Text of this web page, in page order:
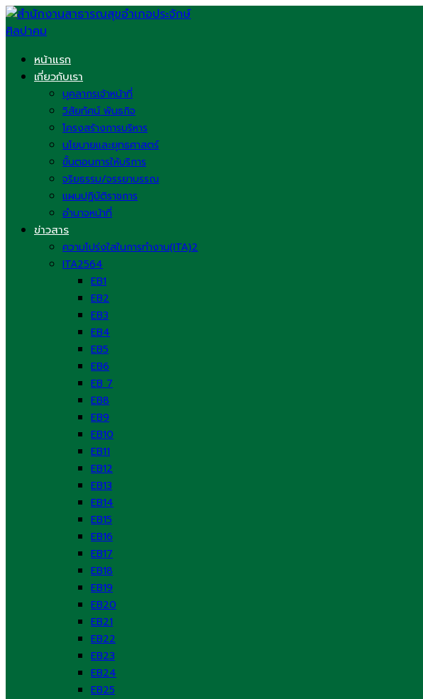
Skip
to
หน้าแรก
เกี่ยวกับเรา
บุคลากรเจ้าหน้าที่
วิสัยทัศน์ พันธกิจ
โครงสร้างการบริหาร
นโยบายและยุทธศาสตร์
ขั้นตอนการให้บริการ
จริยธรรม/จรรยาบรรณ
แผนปฏิบัติราชการ
อำนาจหน้าที่
ข่าวสาร
ความโปร่งใสในการทำงาน(ITA)2
ITA2564
EB1
EB2
EB3
EB4
EB5
EB6
EB 7
EB8
EB9
EB10
EB11
EB12
EB13
EB14
EB15
EB16
EB17
EB18
EB19
EB20
EB21
EB22
EB23
EB24
EB25